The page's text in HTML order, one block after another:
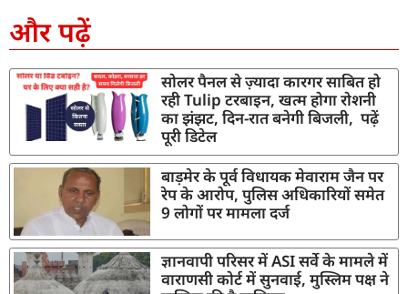
और पढ़ें
सोलर पैनल से ज़्यादा कारगर साबित हो
रही Tulip टरबाइन, खत्म होगा रोशनी
का झंझट, दिन-रात बनेगी बिजली, पढ़ें
पूरी डिटेल
बाड़मेर के पूर्व विधायक मेवाराम जैन पर
रेप के आरोप, पुलिस अधिकारियों समेत
9 लोगों पर मामला दर्ज
ज्ञानवापी परिसर में ASI सर्वे के मामले में
वाराणसी कोर्ट में सुनवाई, मुस्लिम पक्ष ने